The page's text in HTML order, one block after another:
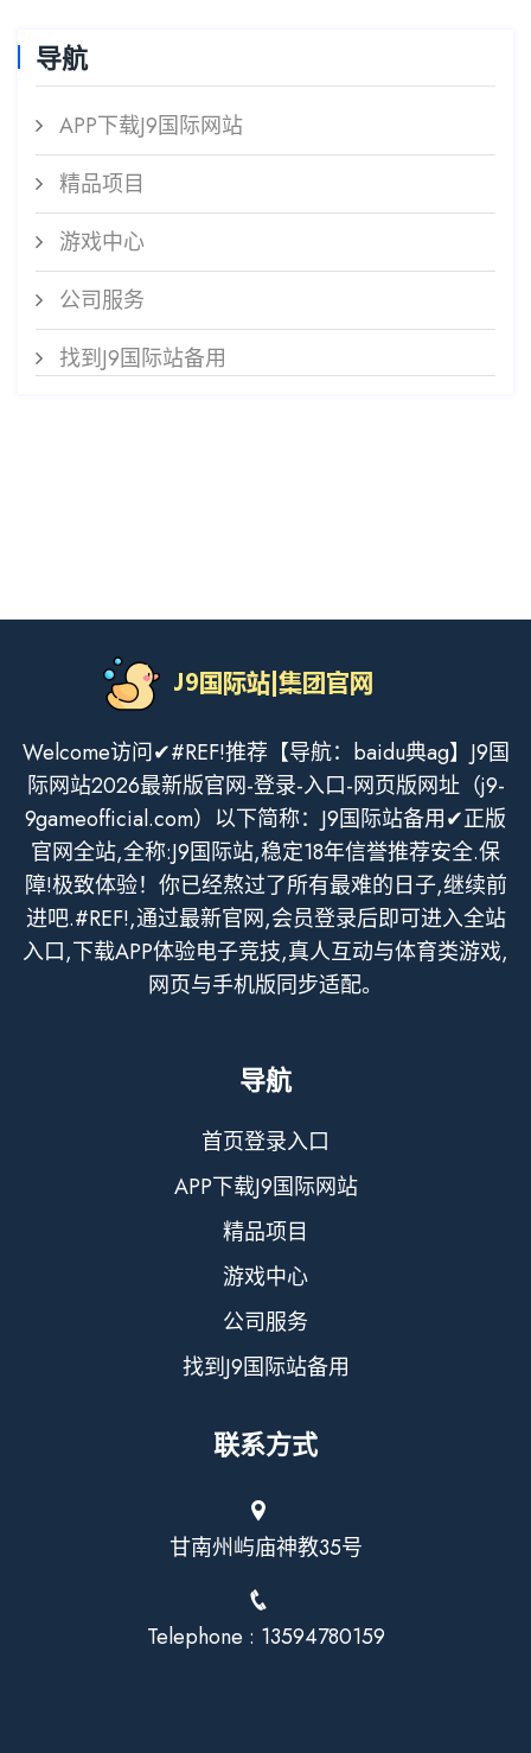
导航
APP下载J9国际网站
精品项目
游戏中心
公司服务
找到J9国际站备用
Welcome访问✔#REF!推荐【导航：baidu典ag】J9国
际网站2026最新版官网-登录-入口-网页版网址（j9-
9gameofficial.com）以下简称：J9国际站备用✔正版
官网全站,全称:J9国际站,稳定18年信誉推荐安全.保
障!极致体验！你已经熬过了所有最难的日子,继续前
进吧.#REF!,通过最新官网,会员登录后即可进入全站
入口,下载APP体验电子竞技,真人互动与体育类游戏,
网页与手机版同步适配。
导航
首页登录入口
APP下载J9国际网站
精品项目
游戏中心
公司服务
找到J9国际站备用
联系方式
甘南州屿庙神教35号
Telephone : 13594780159